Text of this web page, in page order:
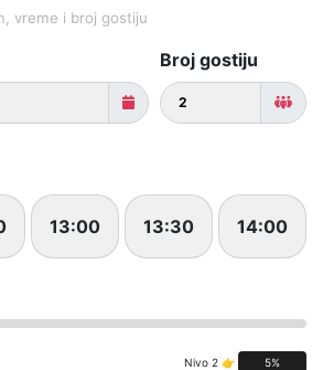
vreme i broj gostiju
Broj gostiju
13:00 13:30 14:00
Nivo 2 👉 5%